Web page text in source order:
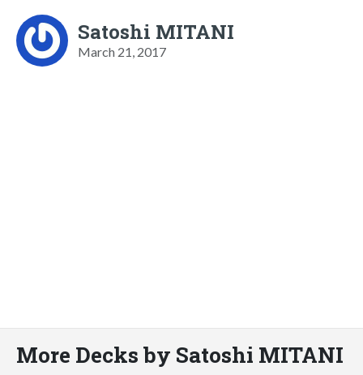
Satoshi MITANI
March 21, 2017
More Decks by Satoshi MITANI